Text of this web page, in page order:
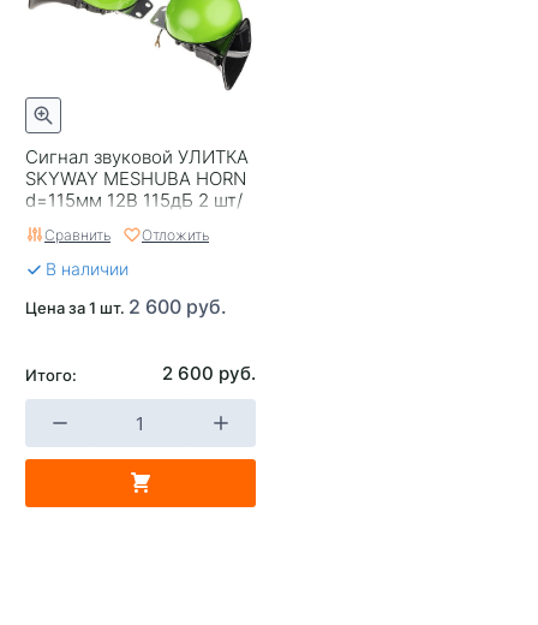
Сигнал звуковой УЛИТКА
SKYWAY MESHUBA HORN
d=115мм 12В 115дБ 2 шт/
комп
Сравнить Отложить
В наличии
Цена за 1 шт. 2 600 руб.
Итого: 2 600 руб.